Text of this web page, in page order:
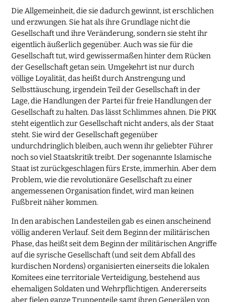
Die Allgemeinheit, die sie dadurch gewinnt, ist erschlichen
und erzwungen. Sie hat als ihre Grundlage nicht die
Gesellschaft und ihre Veränderung, sondern sie steht ihr
eigentlich äußerlich gegenüber. Auch was sie für die
Gesellschaft tut, wird gewissermaßen hinter dem Rücken
der Gesellschaft getan sein. Umgekehrt ist nur durch
völlige Loyalität, das heißt durch Anstrengung und
Selbsttäuschung, irgendein Teil der Gesellschaft in der
Lage, die Handlungen der Partei für freie Handlungen der
Gesellschaft zu halten. Das lässt Schlimmes ahnen. Die PKK
steht eigentlich zur Gesellschaft nicht anders, als der Staat
steht. Sie wird der Gesellschaft gegenüber
undurchdringlich bleiben, auch wenn ihr geliebter Führer
noch so viel Staatskritik treibt. Der sogenannte Islamische
Staat ist zurückgeschlagen fürs Erste, immerhin. Aber dem
Problem, wie die revolutionäre Gesellschaft zu einer
angemessenen Organisation findet, wird man keinen
Fußbreit näher kommen.
In den arabischen Landesteilen gab es einen anscheinend
völlig anderen Verlauf. Seit dem Beginn der militärischen
Phase, das heißt seit dem Beginn der militärischen Angriffe
auf die syrische Gesellschaft (und seit dem Abfall des
kurdischen Nordens) organisierten einerseits die lokalen
Komitees eine territoriale Verteidigung, bestehend aus
ehemaligen Soldaten und Wehrpflichtigen. Andererseits
aber fielen ganze Truppenteile samt ihren Generälen von